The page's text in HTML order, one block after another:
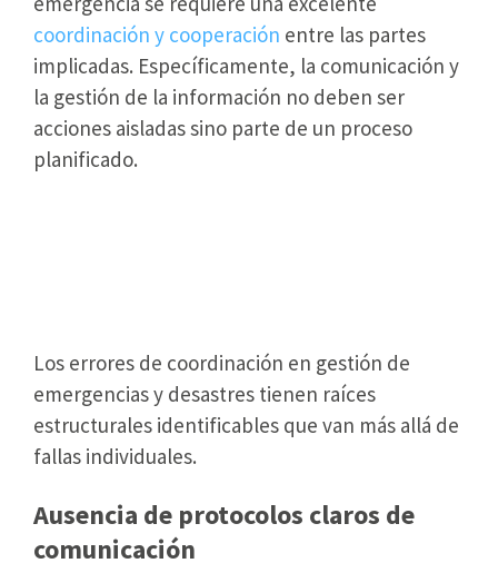
coordinación y cooperación entre las partes
implicadas. Específicamente, la comunicación y
la gestión de la información no deben ser
acciones aisladas sino parte de un proceso
planificado.
Los errores de coordinación en gestión de
emergencias y desastres tienen raíces
estructurales identificables que van más allá de
fallas individuales.
Ausencia de protocolos claros de
comunicación